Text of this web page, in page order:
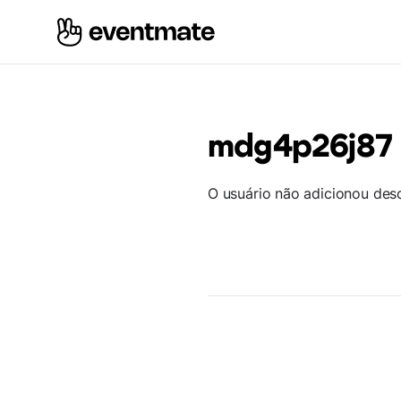
mdg4p26j87
O usuário não adicionou